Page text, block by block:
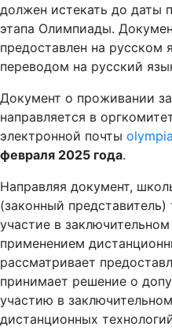
должен истекать до даты
этапа Олимпиады.
предоставлен на русском
переводом на русский
Документ о проживании
направляется в
электронной почты
февраля 2025 года.
Направляя документ,
(законный
участие в
применением
рассматривает
принимает решение о
участию в
дистанционных